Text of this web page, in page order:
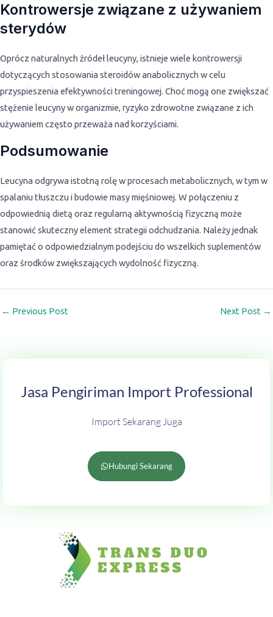
Kontrowersje związane z używaniem
sterydów
Oprócz naturalnych źródeł leucyny, istnieje wiele kontrowersji
dotyczących stosowania steroidów anabolicznych w celu
przyspieszenia efektywności treningowej. Choć mogą one zwiększać
stężenie leucyny w organizmie, ryzyko zdrowotne związane z ich
używaniem często przeważa nad korzyściami.
Podsumowanie
Leucyna odgrywa istotną rolę w procesach metabolicznych, w tym w
spalaniu tłuszczu i budowie masy mięśniowej. W połączeniu z
odpowiednią dietą oraz regularną aktywnością fizyczną może
stanowić skuteczny element strategii odchudzania. Należy jednak
pamiętać o odpowiedzialnym podejściu do wszelkich suplementów
oraz środków zwiększających wydolność fizyczną.
← Previous Post Next Post →
Jasa Pengiriman Import Professional
Import Sekarang Juga
Hubungi Sekarang